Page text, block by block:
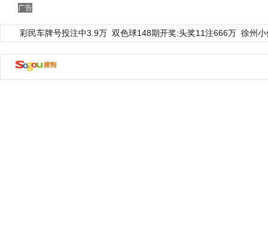
广告
彩民车牌号投注中3.9万 双色球148期开奖:头奖11注666万 徐州